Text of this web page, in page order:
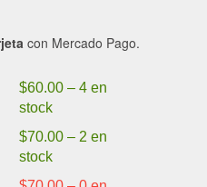
con Mercado Pago.
$60.00 –4 en
stock
$70.00 – 2 en
stock